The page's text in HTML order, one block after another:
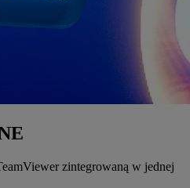
zintegrowaną w jednej